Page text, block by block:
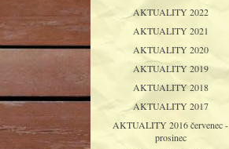
AKTUALITY 2022
AKTUALITY 2021
AKTUALITY 2020
AKTUALITY 2019
AKTUALITY 2018
AKTUALITY 2017
AKTUALITY 2016 červenec -
prosinec